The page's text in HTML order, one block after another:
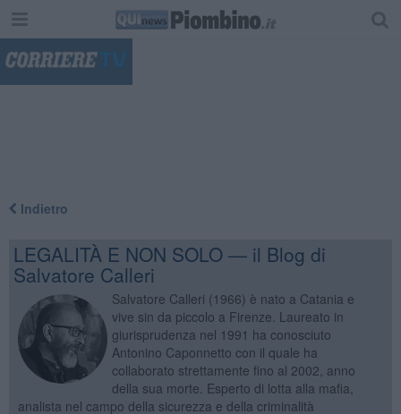
Indietro
LEGALITÀ E NON SOLO — il Blog di
Salvatore Calleri
Salvatore Calleri (1966) è nato a Catania e
vive sin da piccolo a Firenze. Laureato in
giurisprudenza nel 1991 ha conosciuto
Antonino Caponnetto con il quale ha
collaborato strettamente fino al 2002, anno
della sua morte. Esperto di lotta alla mafia,
analista nel campo della sicurezza e della criminalità